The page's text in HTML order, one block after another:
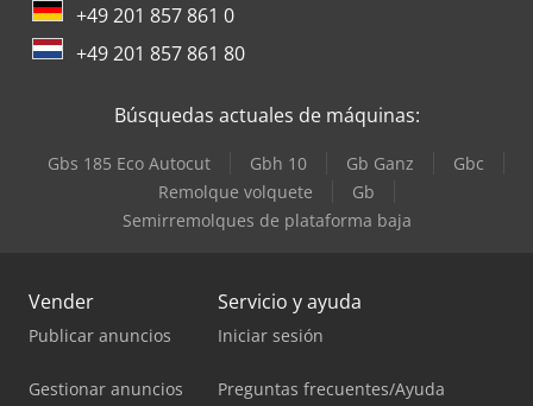
+49 201 857 861 0
+49 201 857 861 80
Búsquedas actuales de máquinas:
Gbs 185 Eco Autocut Gbh 10 Gb Ganz
Gbc
Remolque volquete
Gb
Semirremolques de plataforma baja
Vender
Publicar anuncios
Gestionar anuncios
Servicio y ayuda
Iniciar sesión
Preguntas frecuentes/Ayuda